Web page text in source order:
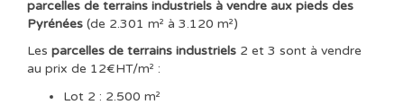
parcelles de terrains industriels à vendre aux pieds des
Pyrénées (de 2.301 m² à 3.120 m²)
Les parcelles de terrains industriels 2 et 3 sont à vendre
au prix de 12€HT/m² :
Lot 2 : 2.500 m²